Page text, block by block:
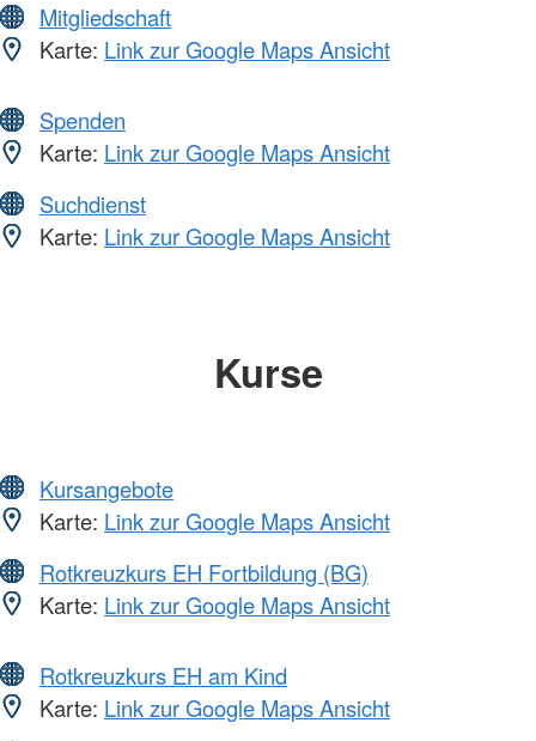
Mitgliedschaft
Karte: Link zur Google Maps Ansicht
Spenden
Karte: Link zur Google Maps Ansicht
Suchdienst
Karte: Link zur Google Maps Ansicht
Kurse
Kursangebote
Karte: Link zur Google Maps Ansicht
Rotkreuzkurs EH Fortbildung (BG)
Karte: Link zur Google Maps Ansicht
Rotkreuzkurs EH am Kind
Karte: Link zur Google Maps Ansicht